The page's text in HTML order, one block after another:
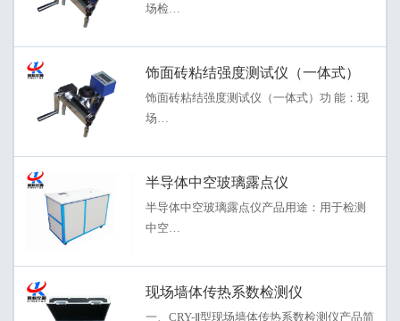
场检…
饰面砖粘结强度测试仪（一体式）
饰面砖粘结强度测试仪（一体式）功 能：现
场…
半导体中空玻璃露点仪
半导体中空玻璃露点仪产品用途：用于检测
中空…
现场墙体传热系数检测仪
一、CRY-Ⅱ型现场墙体传热系数检测仪产品简